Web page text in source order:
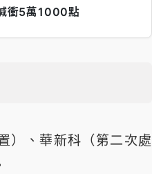
衝5萬1000點
）、華新科（第二次處